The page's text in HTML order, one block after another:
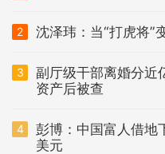
2 沈泽玮：当“打虎将”
3
副厅级干部离婚分近
资产后被查
4
彭博：中国富人借地
美元